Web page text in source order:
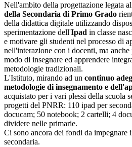
Nell'ambito della progettazione legata al
della Secondaria di Primo Grado
della didattica digitale utilizzando
sperimentazione dell'Ipad in classe
e motivare gli studenti nel processo di
nell'interazione con i docenti, ma
modo di insegnare ed apprendere
metodologie tradizionali.
L'Istituto, mirando ad un continuo
metodologie di insegnamento e
acquistato per i vari plessi della scuola
progetti del PNRR: 110 ipad per
docucam; 50 notebook; 2 cartelli; 4
dividere nelle primarie.
Ci sono ancora dei fondi da impegnare
secondaria.